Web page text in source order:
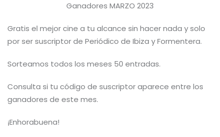
Ganadores MARZO 2023
Gratis el mejor cine a tu alcance sin hacer nada y solo
por ser suscriptor de Periódico de Ibiza y Formentera.
Sorteamos todos los meses 50 entradas.
Consulta si tu código de suscriptor aparece entre los
ganadores de este mes.
¡Enhorabuena!